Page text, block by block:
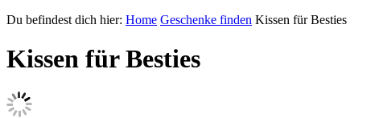
Du befindest dich hier: Home Geschenke finden Kissen für Besties
Kissen für Besties